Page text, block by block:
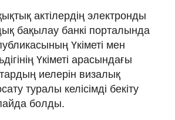
актілердің электронды
бақылау банкі порталында
Үкіметі мен
Үкіметі арасындағы
иелерін визалық
туралы келісімді бекіту
болды.